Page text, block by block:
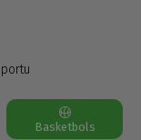
Basketbols